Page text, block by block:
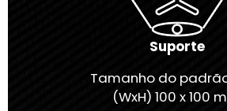
Suporte
Tamanho do padrão
(WxH) 100 x 100